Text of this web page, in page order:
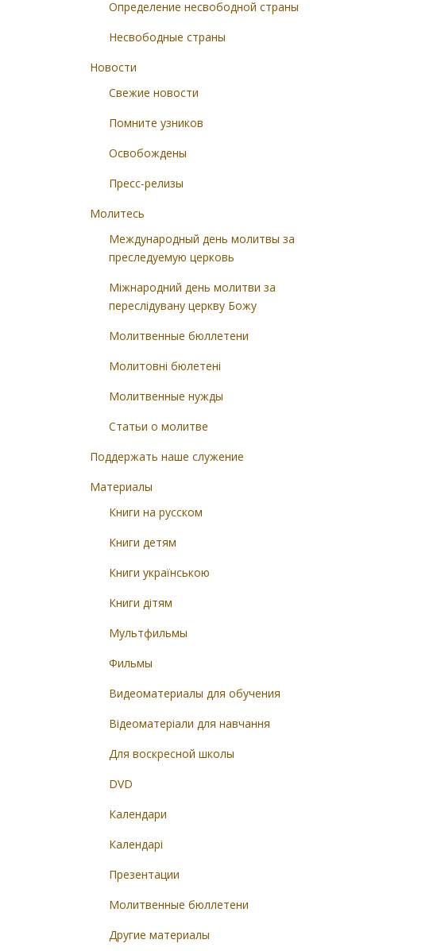
Определение несвободной страны
Несвободные страны
Новости
Свежие новости
Помните узников
Освобождены
Пресс-релизы
Молитесь
Международный день молитвы за
преследуемую церковь
Міжнародний день молитви за
переслідувану церкву Божу
Молитвенные бюллетени
Молитовні бюлетені
Молитвенные нужды
Статьи о молитве
Поддержать наше служение
Материалы
Книги на русском
Книги детям
Книги українською
Книги дітям
Мультфильмы
Фильмы
Видеоматериалы для обучения
Відеоматеріали для навчання
Для воскресной школы
DVD
Календари
Календарі
Презентации
Молитвенные бюллетени
Другие материалы